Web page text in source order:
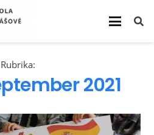
Rubrika:
2021